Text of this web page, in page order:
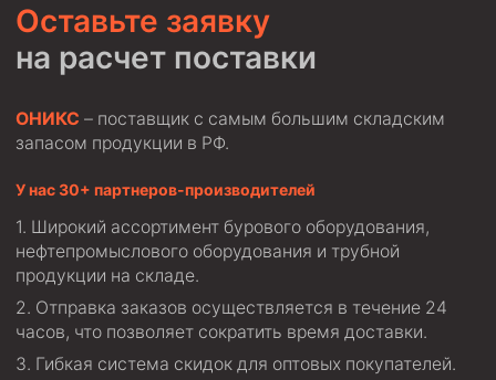
Оставьте заявку
на расчет поставки
ОНИКС – поставщик с самым большим складским
запасом продукции в РФ.
У нас 30+ партнеров-производителей
Широкий ассортимент бурового оборудования,
нефтепромыслового оборудования и трубной
продукции на складе.
Отправка заказов осуществляется в течение 24
часов, что позволяет сократить время доставки.
Гибкая система скидок для оптовых покупателей.